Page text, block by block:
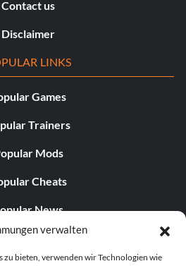
verwalten
zu bieten, verwenden wir Technologien wie
Contact us
Disclaimer
LINKS
Games
Trainers
Mods
Cheats
News
Editorials